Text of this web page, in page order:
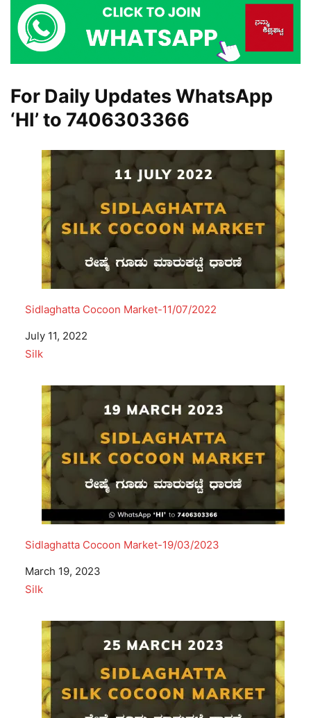
For Daily Updates WhatsApp
‘HI’ to 7406303366
Sidlaghatta Cocoon Market-11/07/2022
Date
July 11, 2022
In relation to
Silk
Sidlaghatta Cocoon Market-19/03/2023
Date
March 19, 2023
In relation to
Silk